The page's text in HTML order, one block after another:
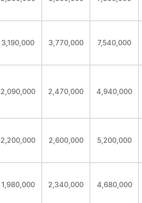
3,190,000 3,770,000 7,540,000
2,090,000 2,470,000 4,940,000
2,200,000 2,600,000 5,200,000
1,980,000 2,340,000 4,680,000